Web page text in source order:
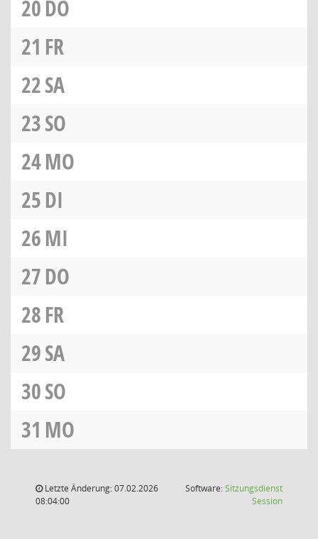
20DO
21 FR
22SA
23SO
24MO
25DI
26MI
27DO
28FR
29SA
30SO
31 MO
Letzte Änderung: 07.02.2026
08:04:00
Software:Sitzungsdienst
Session(Wird in